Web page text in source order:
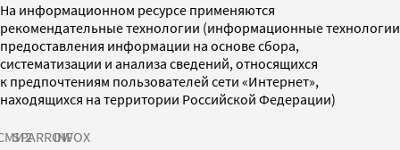
На информационном ресурсе применяются
рекомендательные технологии (информационные технологии
предоставления информации на основе сбора,
систематизации и анализа сведений, относящихся
к предпочтениям пользователей сети «Интернет»,
находящихся на территории Российской Федерации)
SPARROWINFOX